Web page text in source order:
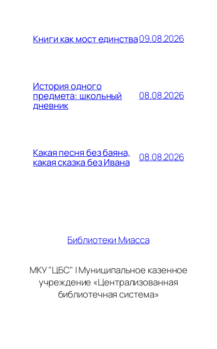
Книги как мост единства09.08.2026
История одного
предмета: школьный
дневник
08.08.2026
Какая песня без баяна,
какая сказка без Ивана 08.08.2026
Библиотеки Миасса
МКУ "ЦБС" | Муниципальное казенное
учреждение «Централизованная
библиотечная система»